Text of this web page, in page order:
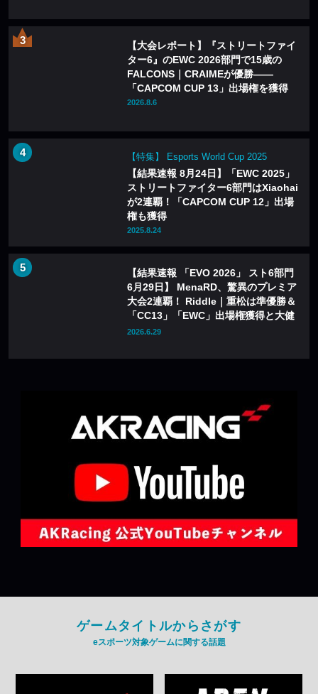
【大会レポート】『ストリートファイ
ター6』のEWC 2026部門で15歳の
FALCONS｜CRAIMEが優勝——
「CAPCOM CUP 13」出場権を獲得
2026.8.6
【特集】 Esports World Cup 2025
【結果速報 8月24日】「EWC 2025」
ストリートファイター6部門はXiaohai
が2連覇！「CAPCOM CUP 12」出場
権も獲得
2025.8.24
【結果速報 「EVO 2026」 スト6部門
6月29日】 MenaRD、驚異のプレミア
大会2連覇！ Riddle｜重松は準優勝＆
「CC13」「EWC」出場権獲得と大健
闘！
2026.6.29
ゲームタイトルからさがす
eスポーツ対象ゲームに関する話題